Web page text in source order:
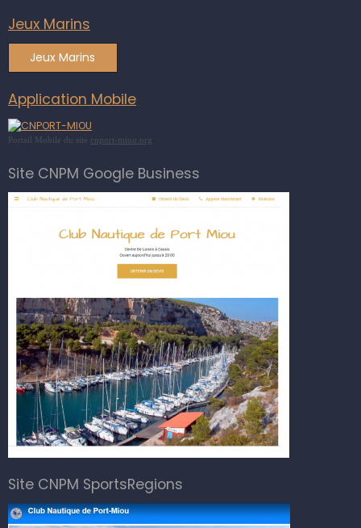
Jeux Marins
Jeux Marins
Application Mobile
Portail Mobile du site cnport-miou.org
Site CNPM Google Business
Site CNPM SportsRegions